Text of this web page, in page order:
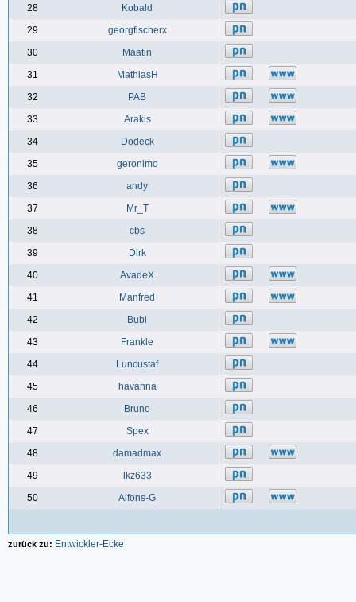
28
Kobald
29
georgfischerx
30
Maatin
31
MathiasH
32
PAB
33
Arakis
34
Dodeck
35
geronimo
36
andy
37
Mr_T
38
cbs
39
Dirk
40
AvadeX
41
Manfred
42
Bubi
43
Frankle
44
Luncustaf
45
havanna
46
Bruno
47
Spex
48
damadmax
49
lkz633
50
Alfons-G
zurück zu: Entwickler-Ecke